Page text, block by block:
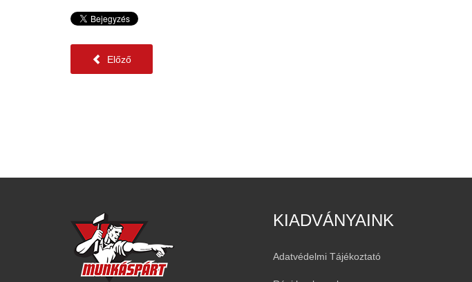
Előző
KIADVÁNYAINK
Adatvédelmi Tájékoztató